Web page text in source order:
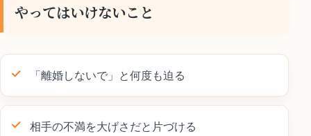
やってはいけないこと
「離婚しないで」と何度も迫る
相手の不満を大げさだと片づける